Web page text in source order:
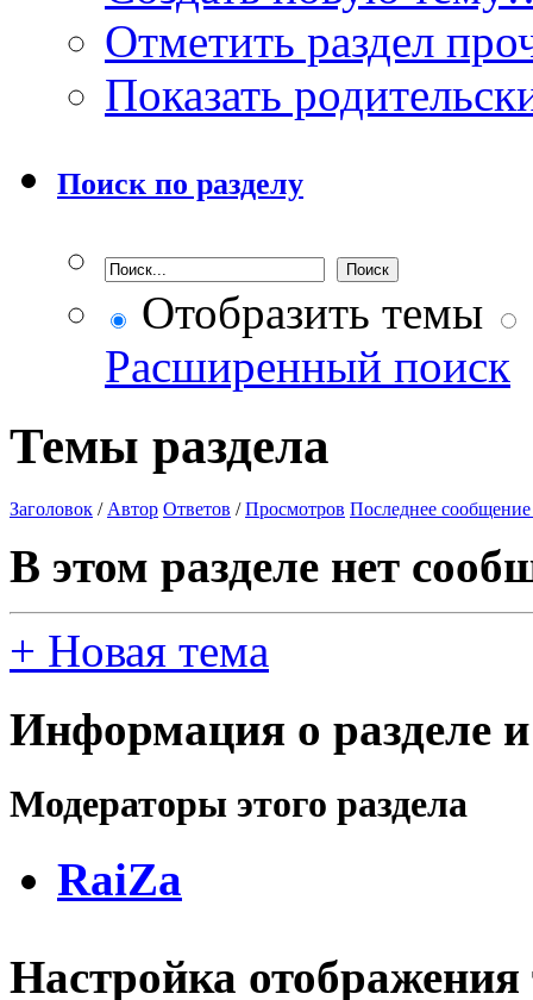
Отметить раздел
Показать
Поиск по разделу
Отобразить темы
Расширенный поиск
Темы раздела
Заголовок / Автор Ответов /Просмотров Последнее сообщение
В этом разделе нет
+ Новая тема
Информация о разделе
Модераторы этого раздела
RaiZa
Настройка отображения